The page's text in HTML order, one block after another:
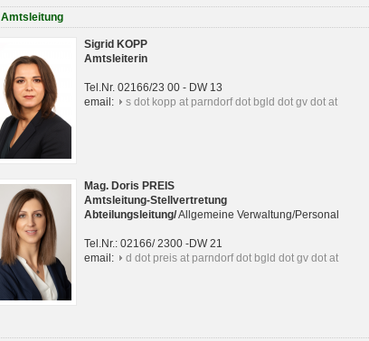
Amtsleitung
Sigrid KOPP
Amtsleiterin
Tel.Nr. 02166/23 00 - DW 13
email:
s dot kopp at parndorf dot bgld dot gv dot at
Mag. Doris PREIS
Amtsleitung-Stellvertretung
Abteilungsleitung/Allgemeine Verwaltung/Personal
Tel.Nr.: 02166/ 2300 -DW 21
email:
d dot preis at parndorf dot bgld dot gv dot at